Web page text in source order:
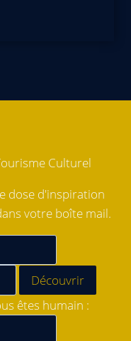
Culturel
dose d'inspiration
votre boîte mail.
êtes humain :